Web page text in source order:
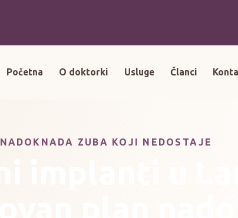
Početna O doktorki Usluge Članci
NADOKNADA ZUBA KOJI NEDOSTAJE